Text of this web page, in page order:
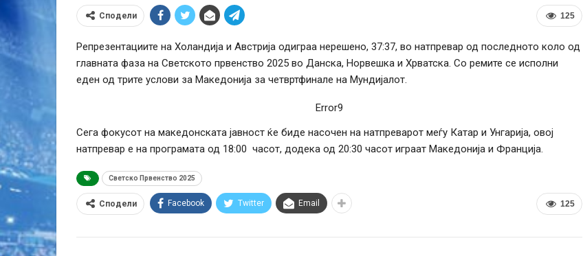
125
Сподели
Репрезентациите на Холандија и Австрија одиграа нерешено, 37:37, во натпревар од последното коло од
главната фаза на Светското првенство 2025 во Данска, Норвешка и Хрватска. Со ремите се исполни
еден од трите услови за Македонија за четвртфинале на Мундијалот.
Error9
Сега фокусот на македонската јавност ќе биде насочен на натпреварот меѓу Катар и Унгарија, овој
натпревар е на програмата од 18:00 часот, додека од 20:30 часот играат Македонија и Франција.
Светско Првенство 2025
125
Сподели Facebook Twitter Email